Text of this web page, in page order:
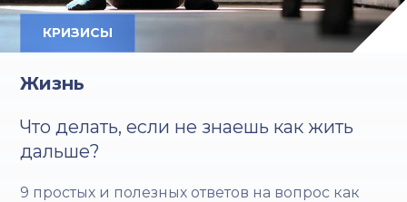
КРИЗИСЫ
Жизнь
Что делать, если не знаешь как жить
дальше?
9 простых и полезных ответов на вопрос как